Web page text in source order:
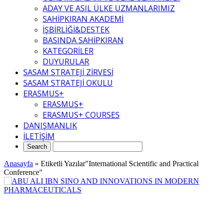
ADAY VE ASIL ÜLKE UZMANLARIMIZ
SAHİPKIRAN AKADEMİ
İŞBİRLİĞİ&DESTEK
BASINDA SAHİPKIRAN
KATEGORİLER
DUYURULAR
SASAM STRATEJİ ZİRVESİ
SASAM STRATEJİ OKULU
ERASMUS+
ERASMUS+
ERASMUS+ COURSES
DANIŞMANLIK
İLETİŞİM
Anasayfa » Etiketli Yazılar"International Scientific and Practical
Conference"